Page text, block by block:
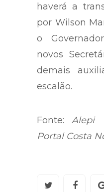
haverá a
por Wilson
o
novos
demais
escalão.
Fonte: Alepi
Portal Costa